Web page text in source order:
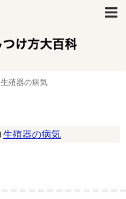
生殖器の病気
生殖器の病気